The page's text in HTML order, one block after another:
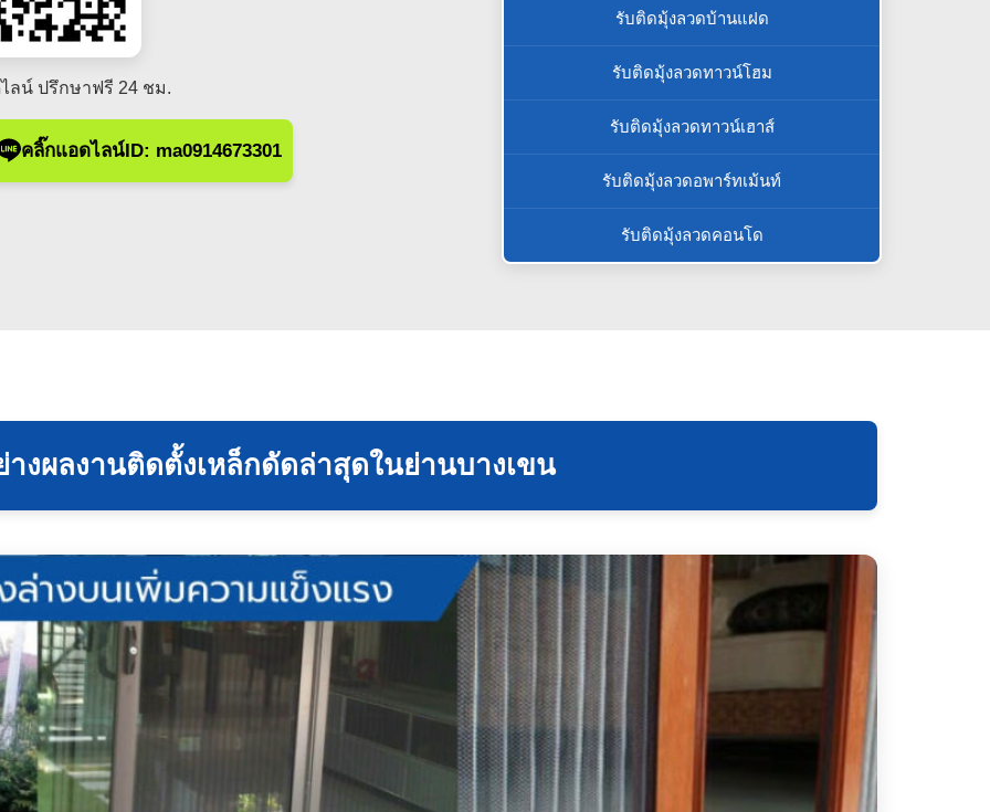
ลน์ ปรึกษาฟรี 24 ชม.
คลิ๊กแอดไลน์ID: ma0914673301
รับติดมุ้งลวดบ้านแฝด
รับติดมุ้งลวดทาวน์โฮม
รับติดมุ้งลวดทาวน์เฮาส์
รับติดมุ้งลวดอพาร์ทเม้นท์
รับติดมุ้งลวดคอนโด
างผลงานติดตั้งเหล็กดัดล่าสุดในย่านบางเขน